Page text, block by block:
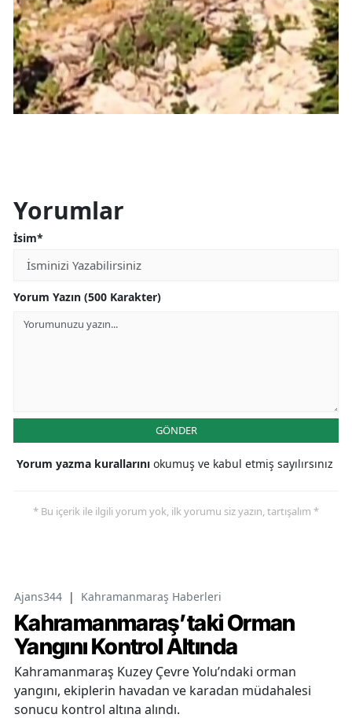
Yorumlar
İsim*
Yorum Yazın (500 Karakter)
GÖNDER
Yorum yazma kurallarını okumuş ve kabul etmiş sayılırsınız
* Bu içerik ile ilgili yorum yok, ilk yorumu siz yazın, tartışalım *
Ajans344 | Kahramanmaraş Haberleri
Kahramanmaraş’taki Orman
Yangını Kontrol Altında
Kahramanmaraş Kuzey Çevre Yolu’ndaki orman
yangını, ekiplerin havadan ve karadan müdahalesi
sonucu kontrol altına alındı.